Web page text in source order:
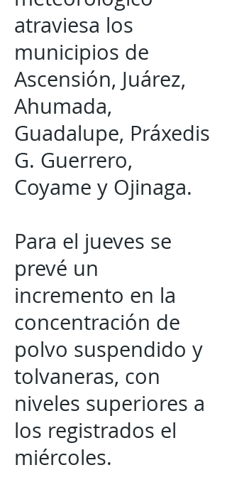
atraviesa los
municipios de
Ascensión, Juárez,
Ahumada,
Guadalupe, Práxedis
G. Guerrero,
Coyame y Ojinaga.
Para el jueves se
prevé un
incremento en la
concentración de
polvo suspendido y
tolvaneras, con
niveles superiores a
los registrados el
miércoles.